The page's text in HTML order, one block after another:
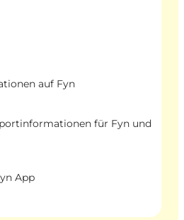
auf Fyn
für Fyn und
App